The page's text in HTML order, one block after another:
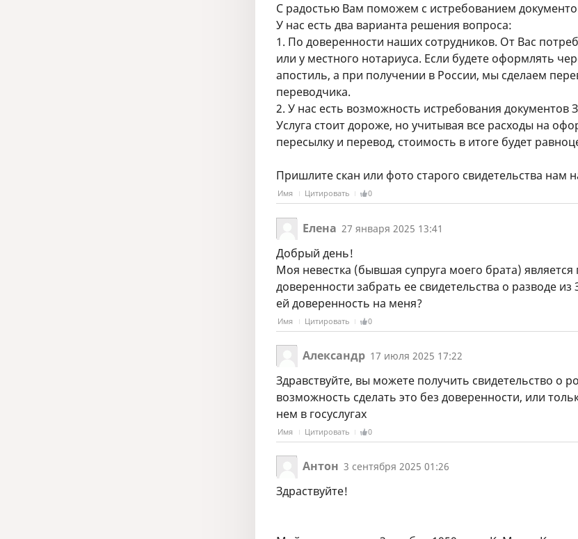
С радостью Вам поможем с истребованием
У нас есть два варианта решения вопроса:
1. По доверенности наших сотрудников. От Вас
или у местного нотариуса. Если будете оформлять
апостиль, а при получении в России, мы сделаем
переводчика.
2. У нас есть возможность истребования документов
Услуга стоит дороже, но учитывая все расходы на
пересылку и перевод, стоимость в итоге будет
Пришлите скан или фото старого свидетельства нам
Имя Цитировать 0
Елена 27 января 2025 13:41
Добрый день!
Моя невестка (бывшая супруга моего брата)
доверенности забрать ее свидетельства о разводе
ей доверенность на меня?
Имя Цитировать 0
Александр 17 июля 2025 17:22
Здравствуйте, вы можете получить свидетельство о
возможность сделать это без доверенности, или
нем в госуслугах
Имя Цитировать 0
Антон 3 сентября 2025 01:26
Здраствуйте!